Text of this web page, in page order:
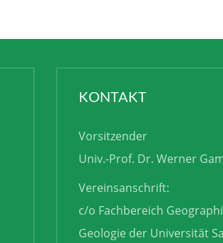
KONTAKT
Vorsitzender
Univ.-Prof. Dr. Werner
Vereinsanschrift:
c/o Fachbereich
Geologie der Universität